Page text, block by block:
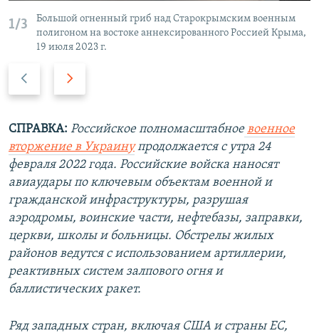
1/3
Большой огненный гриб над Старокрымским военным
полигоном на востоке аннексированного Россией Крыма,
19 июля 2023 г.
д
ы
д
у
щ
и
й
с
л
а
д
д
у
ю
щ
и
й
с
л
а
й
СПРАВКА: Российское полномасштабное военное
вторжение в Украинупродолжается с утра 24
февраля 2022 года. Российские войска наносят
авиаудары по ключевым объектам военной и
гражданской инфраструктуры, разрушая
аэродромы, воинские части, нефтебазы, заправки,
церкви, школы и больницы. Обстрелы жилых
районов ведутся с использованием артиллерии,
реактивных систем залпового огня и
баллистических ракет.
Ряд западных стран, включая США и страны ЕС,